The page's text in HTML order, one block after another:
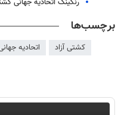
رنکینگ اتحادیه جهانی
برچسب‌ها
کشتی آزاد اتحادیه